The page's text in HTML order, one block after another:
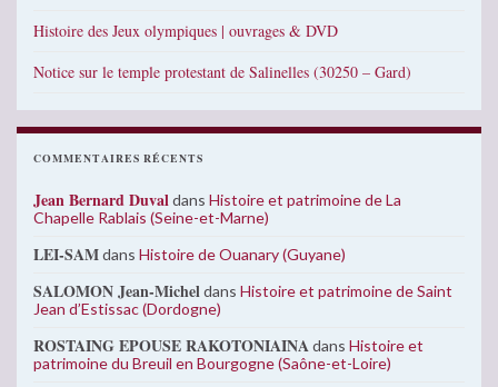
Histoire des Jeux olympiques | ouvrages & DVD
Notice sur le temple protestant de Salinelles (30250 – Gard)
COMMENTAIRES RÉCENTS
Jean Bernard Duvaldans Histoire et patrimoine de La
Chapelle Rablais (Seine-et-Marne)
LEI-SAMdans Histoire de Ouanary (Guyane)
SALOMON Jean-Micheldans Histoire et patrimoine de Saint
Jean d’Estissac (Dordogne)
ROSTAING EPOUSE RAKOTONIAINAdans Histoire et
patrimoine du Breuil en Bourgogne (Saône-et-Loire)